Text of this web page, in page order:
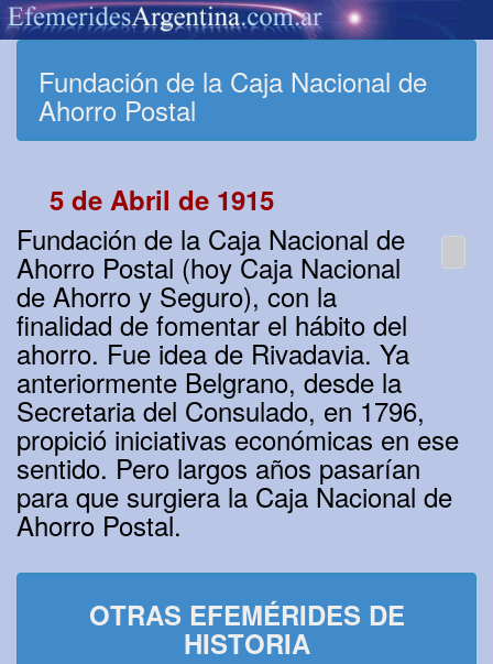
Fundación de la Caja Nacional de
Ahorro Postal
5 de Abril de 1915
Fundación de la Caja Nacional de
Ahorro Postal (hoy Caja Nacional
de Ahorro y Seguro), con la
finalidad de fomentar el hábito del
ahorro. Fue idea de Rivadavia. Ya
anteriormente Belgrano, desde la
Secretaria del Consulado, en 1796,
propició iniciativas económicas en ese
sentido. Pero largos años pasarían
para que surgiera la Caja Nacional de
Ahorro Postal.
OTRAS EFEMÉRIDES DE
HISTORIA